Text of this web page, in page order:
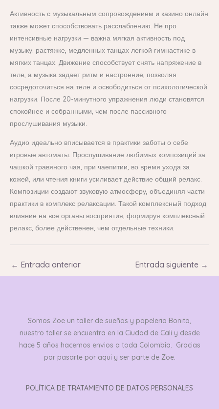
Активность с музыкальным сопровождением и казино онлайн
также может способствовать расслаблению. Не про
интенсивные нагрузки — важна мягкая активность под
музыку: растяжке, медленных танцах легкой гимнастике в
мягких танцах. Движение способствует снять напряжение в
теле, а музыка задает ритм и настроение, позволяя
сосредоточиться на теле и освободиться от психологической
нагрузки. После 20-минутного упражнения люди становятся
спокойнее и собранными, чем после пассивного
прослушивания музыки.
Аудио идеально вписывается в практики заботы о себе
игровые автоматы. Прослушивание любимых композиций за
чашкой травяного чая, при чаепитии, во время ухода за
кожей, или чтения книги усиливает действие общий релакс.
Композиции создают звуковую атмосферу, объединяя части
практики в комплекс релаксации. Такой комплексный подход
влияние на все органы восприятия, формируя комплексный
релакс, более действенен, чем отдельные техники.
← Entrada anterior Entrada siguiente →
Somos Zoe un taller de sueños y papeleria Bonita,
nuestro taller se encuentra en la Ciudad de Cali y desde
hace 5 años hacemos envios a toda Colombia. Gracias
por pasarte por aqui y ser parte de Zoe.
POLÍTICA DE TRATAMIENTO DE DATOS PERSONALES